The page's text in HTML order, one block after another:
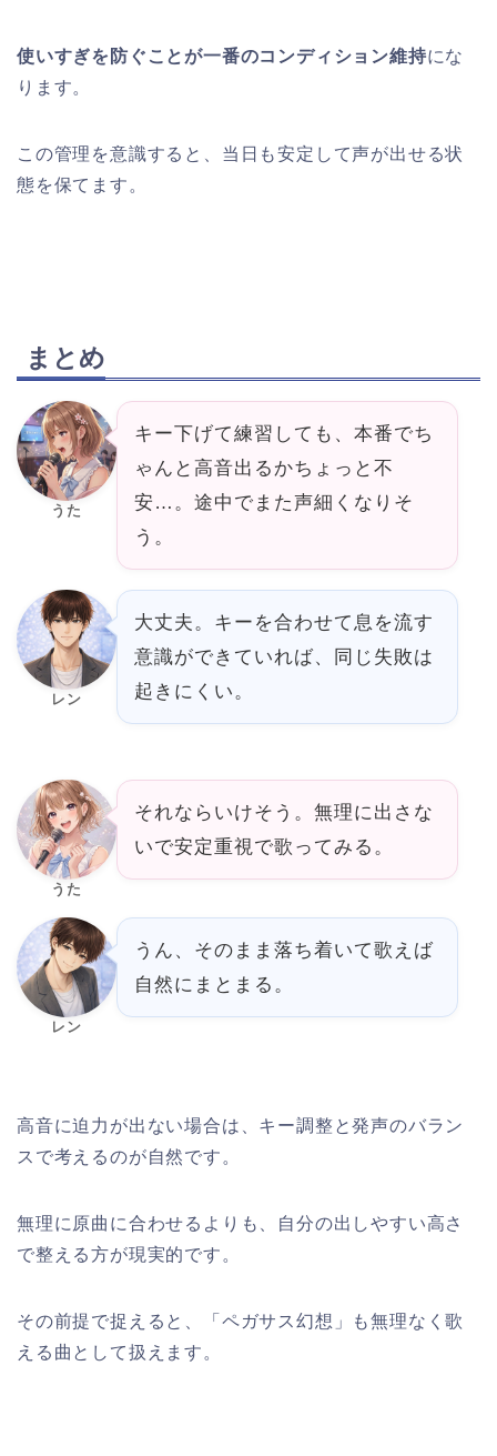
使いすぎを防ぐことが一番のコンディション維持にな
ります。
この管理を意識すると、当日も安定して声が出せる状
態を保てます。
まとめ
うた
キー下げて練習しても、本番でち
ゃんと高音出るかちょっと不
安…。途中でまた声細くなりそ
う。
レン
大丈夫。キーを合わせて息を流す
意識ができていれば、同じ失敗は
起きにくい。
うた
それならいけそう。無理に出さな
いで安定重視で歌ってみる。
レン
うん、そのまま落ち着いて歌えば
自然にまとまる。
高音に迫力が出ない場合は、キー調整と発声のバラン
スで考えるのが自然です。
無理に原曲に合わせるよりも、自分の出しやすい高さ
で整える方が現実的です。
その前提で捉えると、「ペガサス幻想」も無理なく歌
える曲として扱えます。